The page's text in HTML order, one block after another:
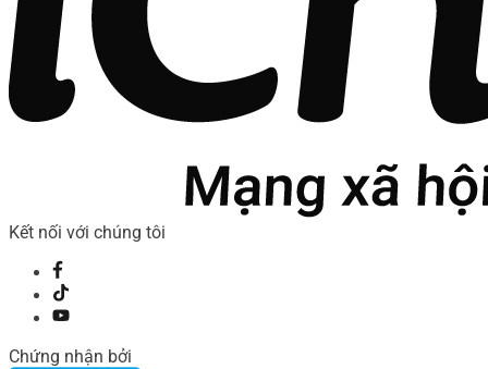
Kết nối với chúng tôi
Chứng nhận bởi